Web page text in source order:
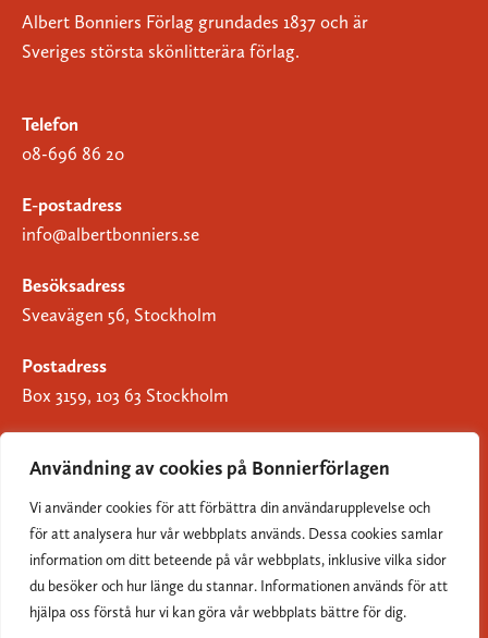
Användning av cookies på Bonnierförlagen
Vi använder cookies för att förbättra din användarupplevelse och
för att analysera hur vår webbplats används. Dessa cookies samlar
information om ditt beteende på vår webbplats, inklusive vilka sidor
du besöker och hur länge du stannar. Informationen används för att
hjälpa oss förstå hur vi kan göra vår webbplats bättre för dig.
Albert Bonniers Förlag grundades 1837 och är
Sveriges största skönlitterära förlag.
Telefon
08-696 86 20
E-postadress
info@albertbonniers.se
Besöksadress
Sveavägen 56, Stockholm
Postadress
Box 3159, 103 63 Stockholm
Om Bonnierförlagen
Cookies
Integritetspolicy